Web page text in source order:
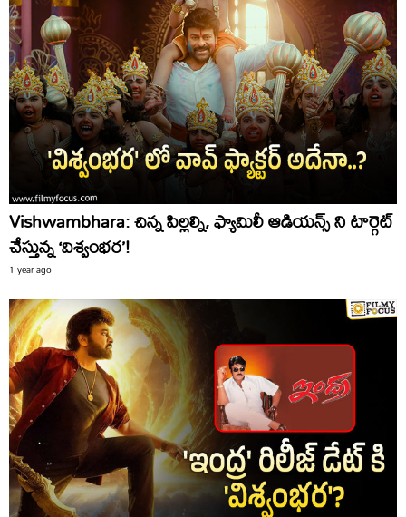
Vishwambhara: చిన్న పిల్లల్ని, ఫ్యామిలీ ఆడియన్స్ ని టార్గెట్
చేస్తున్న ‘విశ్వంభర’!
1 year ago